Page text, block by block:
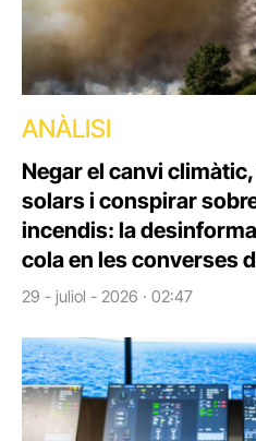
ANÀLISI
Negar el canvi
solars i conspirar
incendis: la
cola en les converses
29 - juliol - 2026 · 02:47